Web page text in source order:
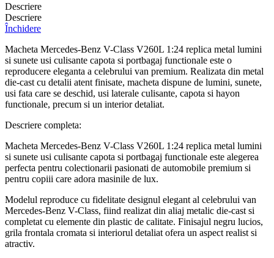
Descriere
Descriere
Închidere
Macheta Mercedes-Benz V-Class V260L 1:24 replica metal lumini
si sunete usi culisante capota si portbagaj functionale este o
reproducere eleganta a celebrului van premium. Realizata din metal
die-cast cu detalii atent finisate, macheta dispune de lumini, sunete,
usi fata care se deschid, usi laterale culisante, capota si hayon
functionale, precum si un interior detaliat.
Descriere completa:
Macheta Mercedes-Benz V-Class V260L 1:24 replica metal lumini
si sunete usi culisante capota si portbagaj functionale este alegerea
perfecta pentru colectionarii pasionati de automobile premium si
pentru copiii care adora masinile de lux.
Modelul reproduce cu fidelitate designul elegant al celebrului van
Mercedes-Benz V-Class, fiind realizat din aliaj metalic die-cast si
completat cu elemente din plastic de calitate. Finisajul negru lucios,
grila frontala cromata si interiorul detaliat ofera un aspect realist si
atractiv.